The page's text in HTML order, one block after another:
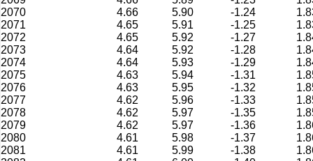
2070
4.66 5.90 -1.24
2071
4.65 5.91 -1.25
2072
4.65 5.92 -1.27
2073
4.64 5.92 -1.28
2074
4.64 5.93 -1.29
2075
4.63 5.94 -1.31
2076
4.63 5.95 -1.32
2077
4.62 5.96 -1.33
2078
4.62 5.97 -1.35
2079
4.62 5.97 -1.36
2080
4.61 5.98 -1.37
2081
4.61 5.99 -1.38